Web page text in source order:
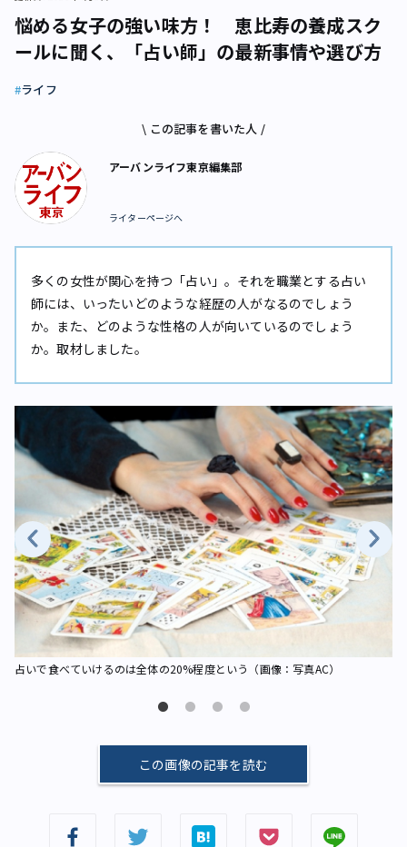
悩める女子の強い味方！ 恵比寿の養成スク
ールに聞く、「占い師」の最新事情や選び方
ライフ
\ この記事を書いた人 /
アーバンライフ東京編集部
ライターページへ
多くの女性が関心を持つ「占い」。それを職業とする占い
師には、いったいどのような経歴の人がなるのでしょう
か。また、どのような性格の人が向いているのでしょう
か。取材しました。
占いで食べていけるのは全体の20%程度という（画像：写真AC）
この画像の記事を読む